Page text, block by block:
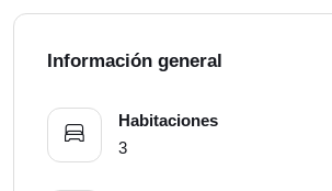
Información general
Habitaciones
3